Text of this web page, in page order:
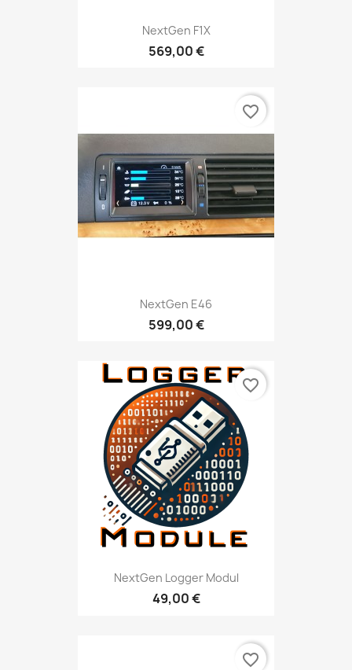
NextGen F1X
569,00 €
NextGen E46
599,00 €
favorite_border
NextGen Logger Modul
49,00 €
favorite_border
favorite_border